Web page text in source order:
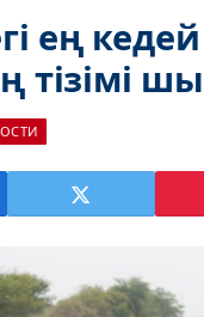
ең кедей
тізімі